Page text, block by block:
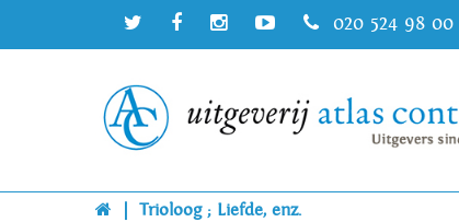
020 524 98 00
Trioloog ; Liefde, enz.